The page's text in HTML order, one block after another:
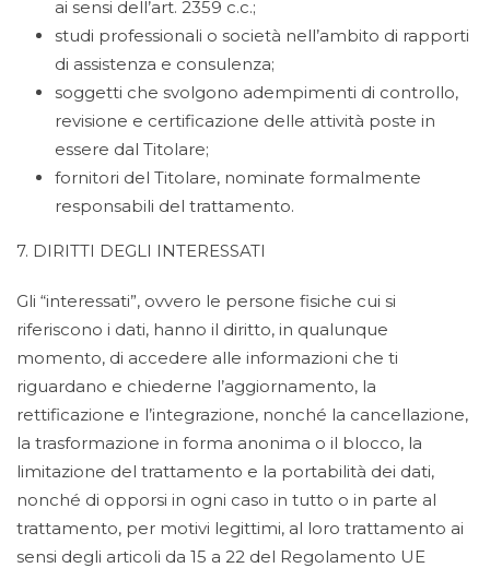
ai sensi dell’art. 2359 c.c.;
studi professionali o società nell’ambito di rapporti
di assistenza e consulenza;
soggetti che svolgono adempimenti di controllo,
revisione e certificazione delle attività poste in
essere dal Titolare;
fornitori del Titolare, nominate formalmente
responsabili del trattamento.
7. DIRITTI DEGLI INTERESSATI
Gli “interessati”, ovvero le persone fisiche cui si
riferiscono i dati, hanno il diritto, in qualunque
momento, di accedere alle informazioni che ti
riguardano e chiederne l’aggiornamento, la
rettificazione e l’integrazione, nonché la cancellazione,
la trasformazione in forma anonima o il blocco, la
limitazione del trattamento e la portabilità dei dati,
nonché di opporsi in ogni caso in tutto o in parte al
trattamento, per motivi legittimi, al loro trattamento ai
sensi degli articoli da 15 a 22 del Regolamento UE